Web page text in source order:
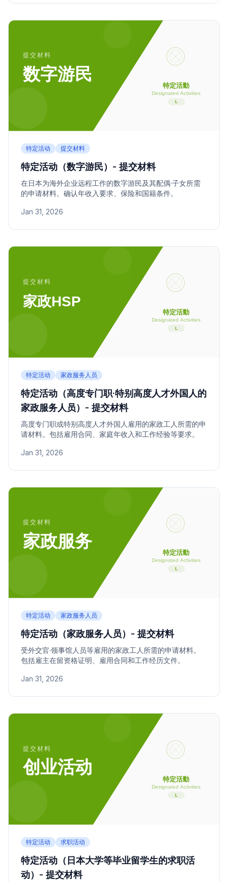
特定活动 提交材料
特定活动（数字游民）- 提交材料
在日本为海外企业远程工作的数字游民及其配偶·子女所需
的申请材料。确认年收入要求、保险和国籍条件。
Jan 31, 2026
特定活动 家政服务人员
特定活动（高度专门职·特别高度人才外国人的
家政服务人员）- 提交材料
高度专门职或特别高度人才外国人雇用的家政工人所需的申
请材料。包括雇用合同、家庭年收入和工作经验等要求。
Jan 31, 2026
特定活动 家政服务人员
特定活动（家政服务人员）- 提交材料
受外交官·领事馆人员等雇用的家政工人所需的申请材料。
包括雇主在留资格证明、雇用合同和工作经历文件。
Jan 31, 2026
特定活动 求职活动
特定活动（日本大学等毕业留学生的求职活
动）- 提交材料